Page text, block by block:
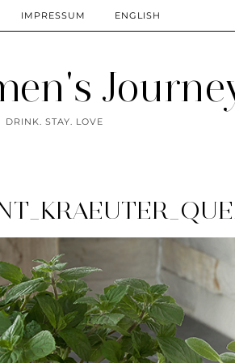
DRINK. STAY. LOVE
IMPRESSUM ENGLISH